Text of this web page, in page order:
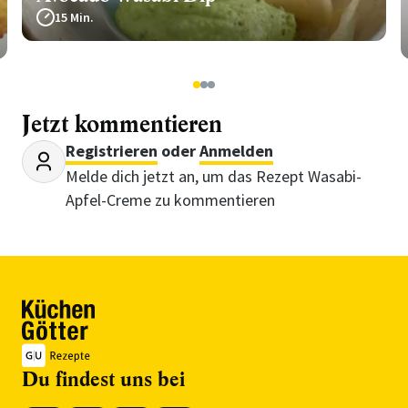
15 Min.
123
Jetzt kommentieren
Registrieren oderAnmelden
Melde dich jetzt an, um das Rezept Wasabi-
Apfel-Creme zu kommentieren
Du findest uns bei